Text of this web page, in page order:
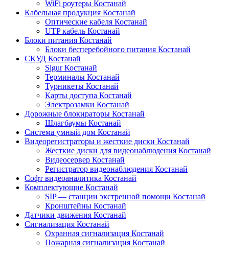
WiFi роутеры Костанай
Кабельная продукция Костанай
Оптические кабеля Костанай
UTP кабель Костанай
Блоки питания Костанай
Блоки бесперебойного питания Костанай
СКУД Костанай
Sigur Костанай
Терминалы Костанай
Турникеты Костанай
Карты доступа Костанай
Электрозамки Костанай
Дорожные блокираторы Костанай
Шлагбаумы Костанай
Система умный дом Костанай
Видеорегистраторы и жесткие диски Костанай
Жесткие диски для видеонаблюдения Костанай
Видеосервер Костанай
Регистратор видеонаблюдения Костанай
Софт видеоаналитика Костанай
Комплектующие Костанай
SIP — станции экстренной помощи Костанай
Кронштейны Костанай
Датчики движения Костанай
Сигнализация Костанай
Охранная сигнализация Костанай
Пожарная сигнализация Костанай